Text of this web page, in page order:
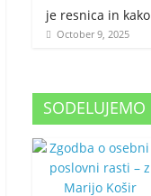
je resnica in
October 9, 2025
SODELUJEMO